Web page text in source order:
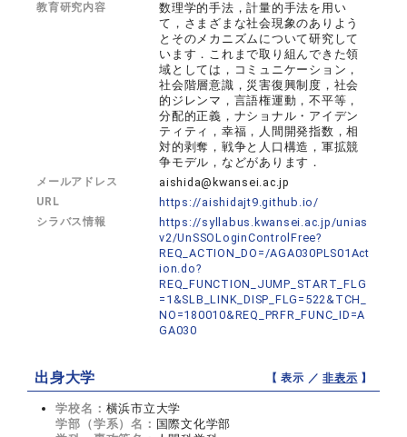
教育研究内容
数理学的手法，計量的手法を用い
て，さまざまな社会現象のありよう
とそのメカニズムについて研究して
います．これまで取り組んできた領
域としては，コミュニケーション，
社会階層意識，災害復興制度，社会
的ジレンマ，言語権運動，不平等，
分配的正義，ナショナル・アイデン
ティティ，幸福，人間開発指数，相
対的剥奪，戦争と人口構造，軍拡競
争モデル，などがあります．
メールアドレス aishida@kwansei.ac.jp
URL https://aishidajt9.github.io/
シラバス情報
https://syllabus.kwansei.ac.jp/unias
v2/UnSSOLoginControlFree?
REQ_ACTION_DO=/AGA030PLS01Act
ion.do?
REQ_FUNCTION_JUMP_START_FLG
=1&SLB_LINK_DISP_FLG=522&TCH_
NO=180010&REQ_PRFR_FUNC_ID=A
GA030
出身大学 【 表示 ／非表示 】
学校名： 横浜市立大学
学部（学系）名： 国際文化学部